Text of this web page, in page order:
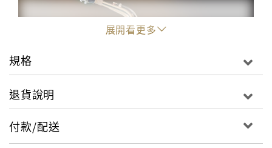
展開看更多
規格
退貨說明
付款/配送